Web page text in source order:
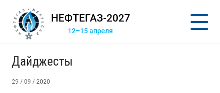
НЕФТЕГАЗ-2027
12–15 апреля
Дайджесты
29 / 09 / 2020